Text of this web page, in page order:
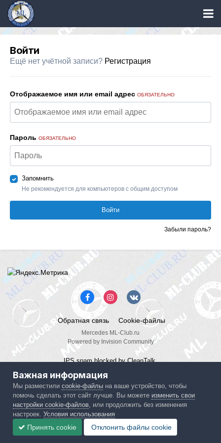
Войти
Ещё нет учётной записи? Регистрация
Отображаемое имя или email адрес ОБЯЗАТЕЛЬНО
Пароль ОБЯЗАТЕЛЬНО
Запомнить
Не рекомендуется для компьютеров с общим доступом
Войти
Забыли пароль?
Обратная связь Cookie-файлы
Mercedes ML-Club.ru
Powered by Invision Community
Важная информация
Мы разместилиcookie-файлы на ваше устройство, чтобы
помочь сделать этот сайт лучше. Вы можете изменить свои
настройки cookie-файлов , или продолжить без изменения
настроек.Условия использования
Принять cookie Отклонить файлы сookie
IPS spamblocked by CleanTalk.